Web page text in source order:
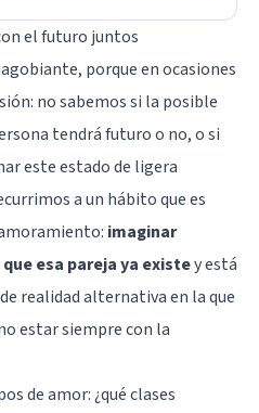
el futuro juntos
porque en ocasiones
no sabemos si la posible
tendrá futuro o no, o si
este estado de ligera
a un hábito que es
imaginar
esa pareja ya existey está
realidad alternativa en la que
estar siempre con la
de amor: ¿qué clases